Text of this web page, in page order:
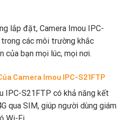
lắp đặt, Camera Imou IPC-
các môi trường khắc
của bạn mọi lúc, mọi nơi.
Camera Imou IPC-S21FTP
IPC-S21FTP có khả năng kết
qua SIM, giúp người dùng giám